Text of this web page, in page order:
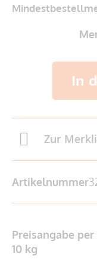
In
Zur
Artikelnummer
Preisangabe
10 kg